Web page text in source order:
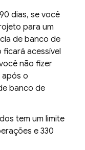
dias, se você
para um
de banco de
ficará acessível
não fizer
o
banco de
tem um limite
e 330